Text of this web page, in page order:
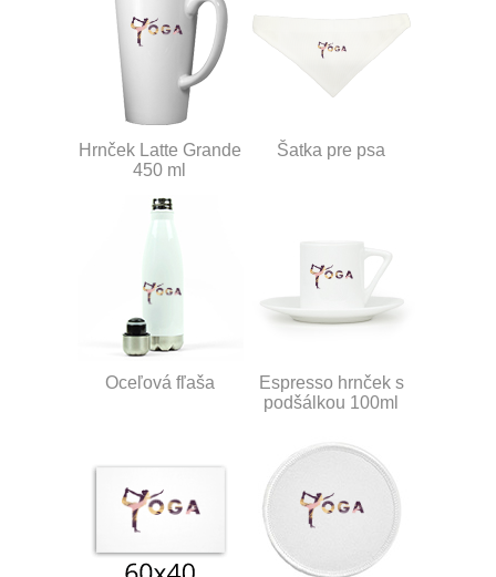
Hrnček Latte Grande
450 ml
Šatka pre psa
Oceľová fľaša
Espresso hrnček s
podšálkou 100ml